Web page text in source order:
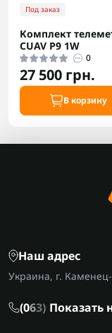
Под заказ
Комплект
CUAV P9 1W
0
27 500 грн.
В корзину
Наш адрес
Украина, г.
(063) Показать